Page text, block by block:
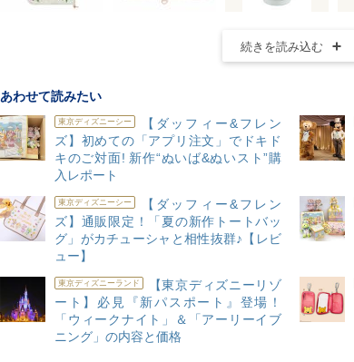
続きを読み込む
あわせて読みたい
東京ディズニーシー
【ダッフィー&フレン
ズ】初めての「アプリ注文」でドキド
キのご対面! 新作“ぬいば&ぬいスト”購
入レポート
東京ディズニーシー
【ダッフィー&フレン
ズ】通販限定！「夏の新作トートバッ
グ」がカチューシャと相性抜群♪【レビ
ュー】
東京ディズニーランド
【東京ディズニーリゾ
ート】必見『新パスポート』登場！
「ウィークナイト」＆「アーリーイブ
ニング」の内容と価格